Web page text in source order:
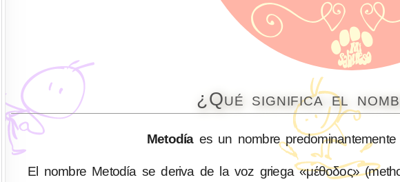
¿Qué significa el
Metodíaes un nombre
El nombre Metodía se deriva de la voz griega «μέθοδος»